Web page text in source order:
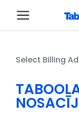
Select Billing